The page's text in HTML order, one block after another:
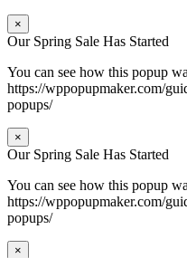
×
Our Spring Sale Has Started
You can see how this popup
https://wppopupmaker.com/
popups/
×
Our Spring Sale Has Started
You can see how this popup
https://wppopupmaker.com/
popups/
×